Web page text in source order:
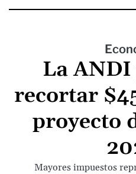
La
recortar
proyecto
Mayores impuestos